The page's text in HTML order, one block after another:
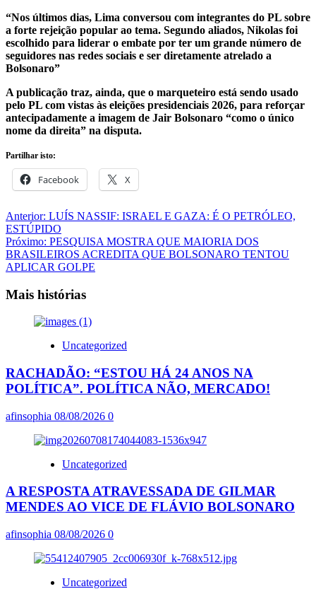
“Nos últimos dias, Lima conversou com integrantes do PL sobre
a forte rejeição popular ao tema. Segundo aliados, Nikolas foi
escolhido para liderar o embate por ter um grande número de
seguidores nas redes sociais e ser diretamente atrelado a
Bolsonaro”
A publicação traz, ainda, que o marqueteiro está sendo usado
pelo PL com vistas às eleições presidenciais 2026, para reforçar
antecipadamente a imagem de Jair Bolsonaro “como o único
nome da direita” na disputa.
Partilhar isto:
Facebook X
Navegação
de
artigos
Anterior: LUÍS NASSIF: ISRAEL E GAZA: É O PETRÓLEO,
ESTÚPIDO
Próximo: PESQUISA MOSTRA QUE MAIORIA DOS
BRASILEIROS ACREDITA QUE BOLSONARO TENTOU
APLICAR GOLPE
Mais histórias
Uncategorized
RACHADÃO: “ESTOU HÁ 24 ANOS NA
POLÍTICA”. POLÍTICA NÃO, MERCADO!
afinsophia 08/08/2026 0
Uncategorized
A RESPOSTA ATRAVESSADA DE GILMAR
MENDES AO VICE DE FLÁVIO BOLSONARO
afinsophia 08/08/2026 0
Uncategorized